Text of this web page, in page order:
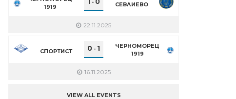
1919
- СЕВЛИЕВО
22.11.2025
СПОРТИСТ 0 - 1
ЧЕРНОМОРЕЦ
1919
16.11.2025
VIEW ALL EVENTS